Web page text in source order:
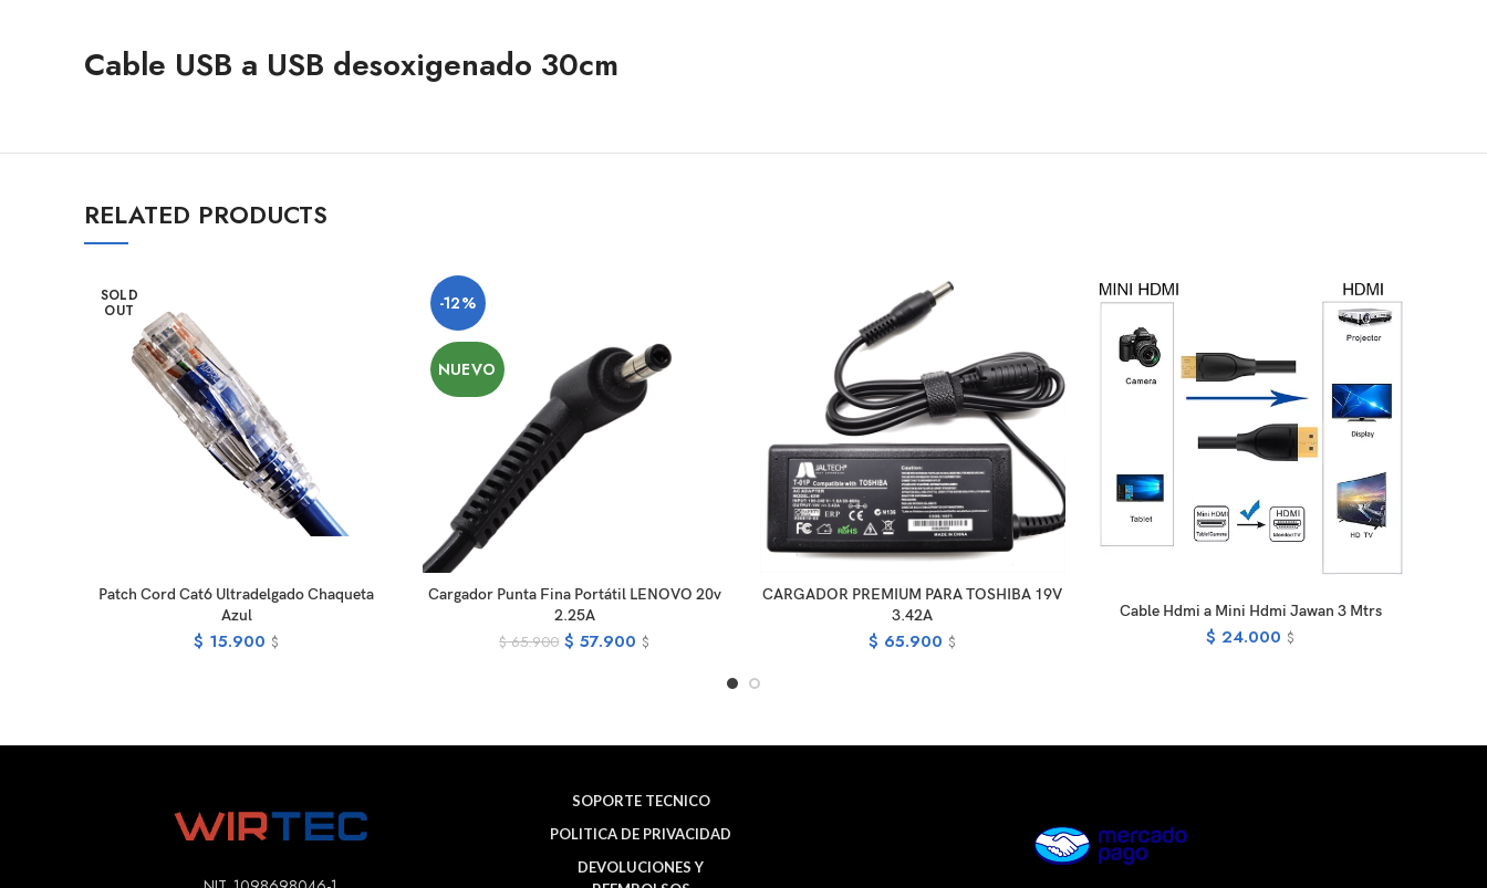
Cable USB a USB desoxigenado 30cm
RELATED PRODUCTS
SOLD
OUT
READ MORE
Patch Cord Cat6 Ultradelgado Chaqueta
Azul
$ 15.900 $
-12%
NUEVO
ADD TO CART
Cargador Punta Fina Portátil LENOVO 20v
2.25A
$65.900 $ 57.900 $
ADD TO CART
CARGADOR PREMIUM PARA TOSHIBA 19V
3.42A
$ 65.900 $
ADD TO CART
Cable Hdmi a Mini Hdmi Jawan 3 Mtrs
$ 24.000 $
SOPORTE TECNICO
POLITICA DE PRIVACIDAD
DEVOLUCIONES Y